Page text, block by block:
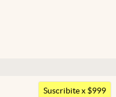
Argentina
Suscribite x $999